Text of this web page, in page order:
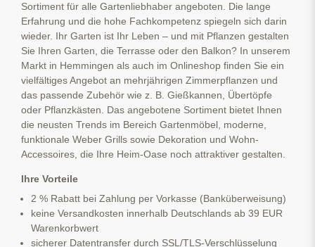
Sortiment für alle Gartenliebhaber angeboten. Die lange
Erfahrung und die hohe Fachkompetenz spiegeln sich darin
wieder. Ihr Garten ist Ihr Leben – und mit Pflanzen gestalten
Sie Ihren Garten, die Terrasse oder den Balkon? In unserem
Markt in Hemmingen als auch im Onlineshop finden Sie ein
vielfältiges Angebot an mehrjährigen Zimmerpflanzen und
das passende Zubehör wie z. B. Gießkannen, Übertöpfe
oder Pflanzkästen. Das angebotene Sortiment bietet Ihnen
die neusten Trends im Bereich Gartenmöbel, moderne,
funktionale Weber Grills sowie Dekoration und Wohn-
Accessoires, die Ihre Heim-Oase noch attraktiver gestalten.
Ihre Vorteile
2 % Rabatt bei Zahlung per Vorkasse (Banküberweisung)
keine Versandkosten innerhalb Deutschlands ab 39 EUR
Warenkorbwert
sicherer Datentransfer durch SSL/TLS-Verschlüsselung